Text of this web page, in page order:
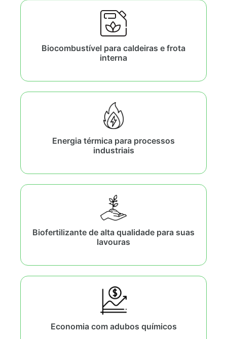
Biocombustível para caldeiras e frota
interna
Energia térmica para processos
industriais
Biofertilizante de alta qualidade para suas
lavouras
Economia com adubos químicos